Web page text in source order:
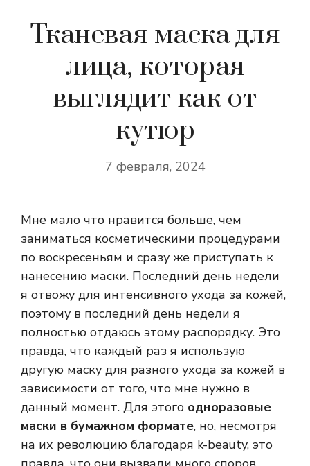
Тканевая маска для
лица, которая
выглядит как от
кутюр
7 февраля, 2024
Мне мало что нравится больше, чем
заниматься косметическими процедурами
по воскресеньям и сразу же приступать к
нанесению маски. Последний день недели
я отвожу для интенсивного ухода за кожей,
поэтому в последний день недели я
полностью отдаюсь этому распорядку. Это
правда, что каждый раз я использую
другую маску для разного ухода за кожей в
зависимости от того, что мне нужно в
данный момент. Для этого одноразовые
маски в бумажном формате, но, несмотря
на их революцию благодаря k-beauty, это